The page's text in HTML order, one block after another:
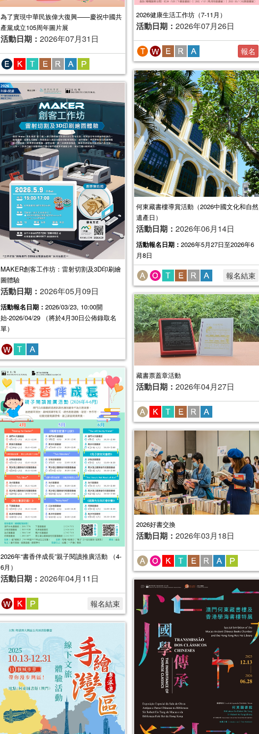
為了實現中華民族偉大復興——慶祝中國共
產黨成立105周年圖片展
活動日期： 2026年07月31日
2026健康生活工作坊（7-11月）
活動日期： 2026年07月26日
報名
何東藏書樓導賞活動（2026中國文化和自然
遺產日）
活動日期： 2026年06月14日
活動報名日期： 2026年5月27日至2026年6
月8日
報名結束
MAKER創客工作坊：雷射切割及3D印刷繪
圖體驗
活動日期： 2026年05月09日
活動報名日期： 2026/03/23, 10:00開
始-2026/04/29 （將於4月30日公佈錄取名
單）
藏書票蓋章活動
活動日期： 2026年04月27日
2026年“書香伴成長”親子閱讀推廣活動 （4-
6月）
活動日期： 2026年04月11日
報名結束
2026好書交換
活動日期： 2026年03月18日